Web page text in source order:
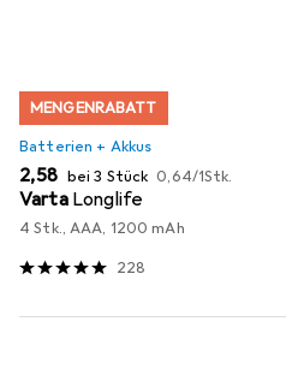
MENGENRABATT
Batterien + Akkus
EUR
2,58 bei 3 Stück EUR
0,64/1Stk.
Varta Longlife
4 Stk., AAA, 1200 mAh
228